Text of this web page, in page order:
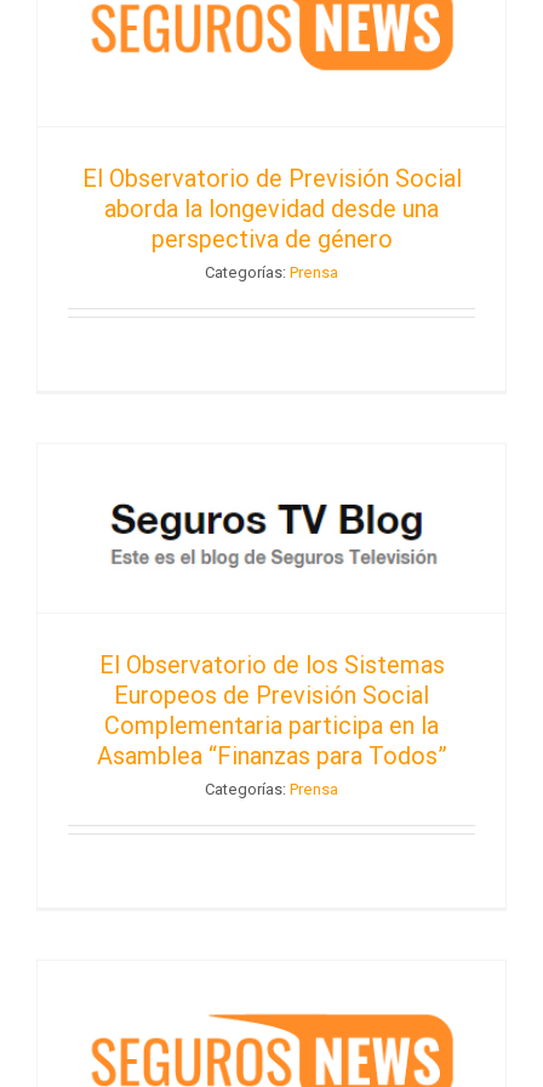
El Observatorio de Previsión Social
aborda la longevidad desde una
perspectiva de género
Categorías: Prensa
El Observatorio de los Sistemas
Europeos de Previsión Social
Complementaria participa en la
Asamblea “Finanzas para Todos”
Categorías: Prensa